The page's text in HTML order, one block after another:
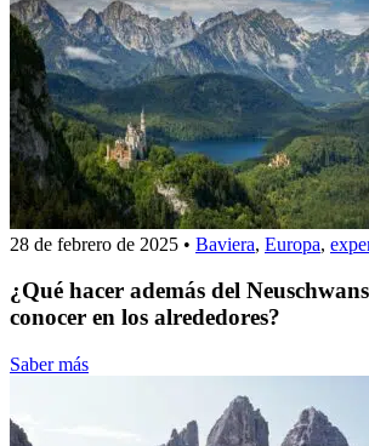
28 de febrero de 2025 • Baviera, Europa,
¿Qué hacer además del
conocer en los alrededores?
Saber más